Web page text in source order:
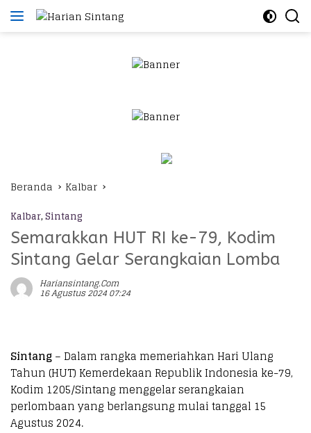
Langsung
ke
Beranda Kalbar
Kalbar,Sintang
Semarakkan HUT RI ke-79, Kodim
Sintang Gelar Serangkaian Lomba
Hariansintang.com
16 Agustus 2024 07:24
Sintang– Dalam rangka memeriahkan Hari Ulang
Tahun (HUT) Kemerdekaan Republik Indonesia ke-79,
Kodim 1205/Sintang menggelar serangkaian
perlombaan yang berlangsung mulai tanggal 15
Agustus 2024.